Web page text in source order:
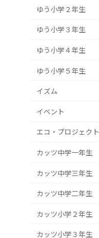
ゆう小学２年生
ゆう小学３年生
ゆう小学４年生
ゆう小学５年生
イズム
イベント
エコ・プロジェクト
カッツ中学一年生
カッツ中学三年生
カッツ中学二年生
カッツ小学２年生
カッツ小学３年生